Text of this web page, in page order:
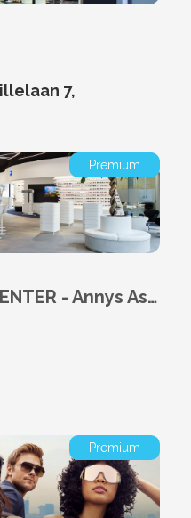
7,
Premium
ZEISS VISION CENTER - Annys Asse
Premium